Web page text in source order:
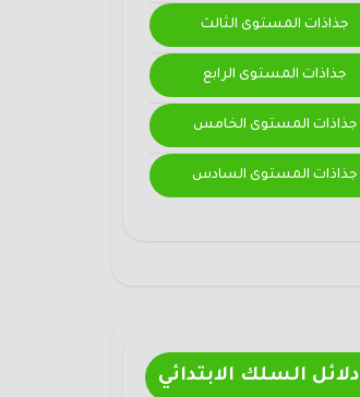
جذاذات المستوى الثالث
جذاذات المستوى الرابع
جذاذات المستوى الخامس
جذاذات المستوى السادس
دلائل السلك الابتدائي